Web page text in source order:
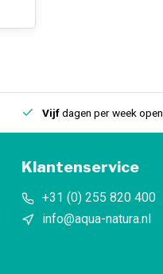
Vijfdagen per week open.
Klantenservice
+31 (0) 255 820 400
info@aqua-natura.nl